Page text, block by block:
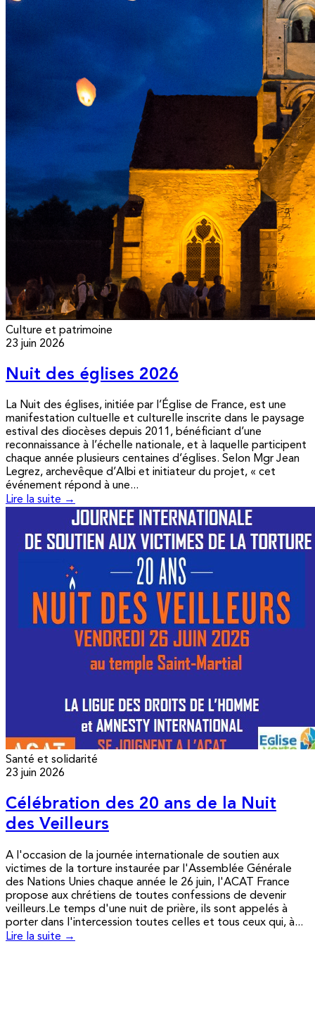
Culture et patrimoine
23 juin 2026
Nuit des églises 2026
La Nuit des églises, initiée par l’Église de France, est une
manifestation cultuelle et culturelle inscrite dans le paysage
estival des diocèses depuis 2011, bénéficiant d’une
reconnaissance à l’échelle nationale, et à laquelle participent
chaque année plusieurs centaines d’églises. Selon Mgr Jean
Legrez, archevêque d’Albi et initiateur du projet, « cet
événement répond à une...
Lire la suite →
Santé et solidarité
23 juin 2026
Célébration des 20 ans de la Nuit
des Veilleurs
A l'occasion de la journée internationale de soutien aux
victimes de la torture instaurée par l'Assemblée Générale
des Nations Unies chaque année le 26 juin, l'ACAT France
propose aux chrétiens de toutes confessions de devenir
veilleurs.Le temps d'une nuit de prière, ils sont appelés à
porter dans l'intercession toutes celles et tous ceux qui, à...
Lire la suite →